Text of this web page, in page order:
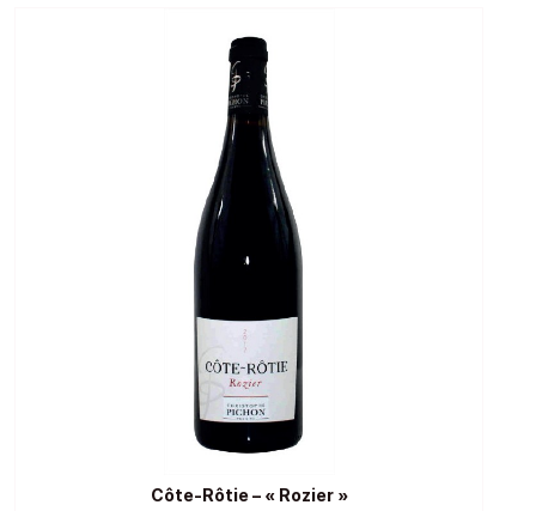
Côte-Rôtie – « Rozier »